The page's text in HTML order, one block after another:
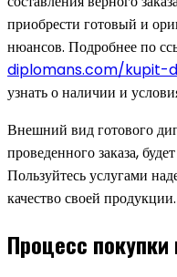
приобрести готовый и
нюансов. Подробнее по
diplomans.com/kupit-
узнать о наличии и
Внешний вид готового
проведенного заказа,
Пользуйтесь услугами
качество своей продукции.
Процесс